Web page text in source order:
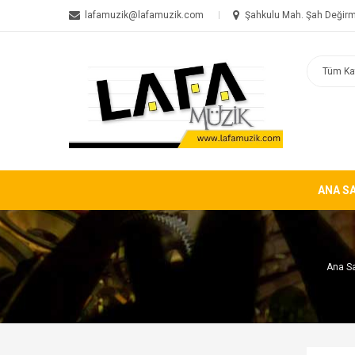
lafamuzik@lafamuzik.com Şahkulu Mah. Şah
ANA
Ana